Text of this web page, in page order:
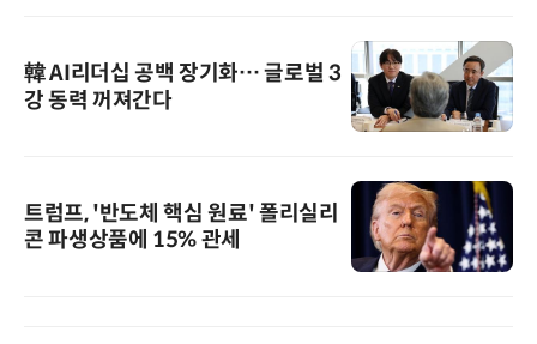
韓 AI리더십 공백 장기화… 글로벌 3
강 동력 꺼져간다
트럼프, '반도체 핵심 원료' 폴리실리
콘 파생상품에 15% 관세